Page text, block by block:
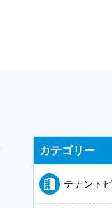
カテゴリー
テナント